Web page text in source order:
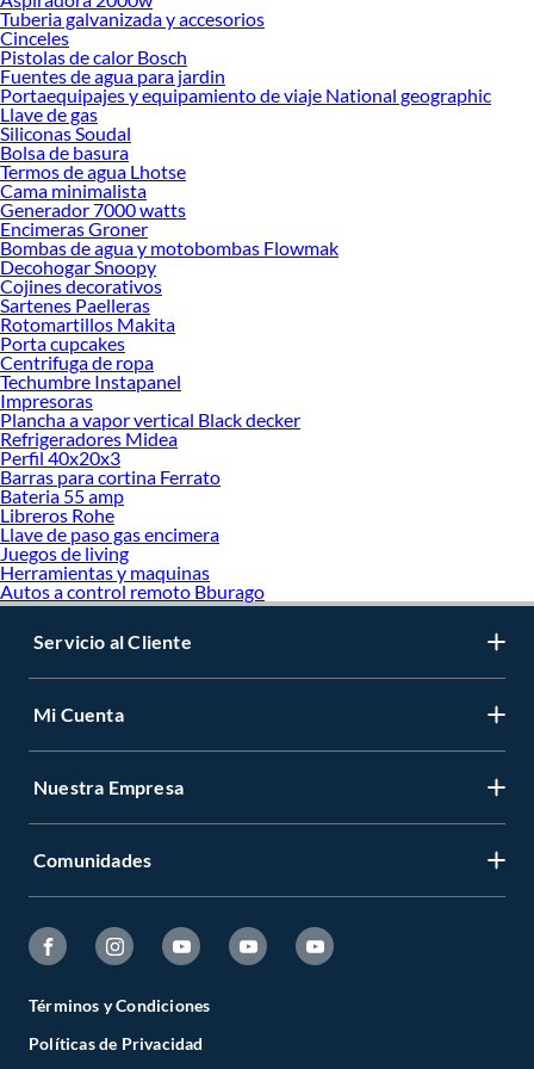
ofrecerte!
Encuentra una amplia variedad de productos de Poufs en Sodimac. Encuentra
todo lo necesario para tus proyectos de renovación y decoración. ¡Visítanos y
haz tus ideas realidad!
Tuberia galvanizada y accesorios
Cinceles
Pistolas de calor Bosch
Fuentes de agua para jardin
Portaequipajes y equipamiento de viaje National geographic
Llave de gas
Siliconas Soudal
Bolsa de basura
Termos de agua Lhotse
Cama minimalista
Generador 7000 watts
Encimeras Groner
Bombas de agua y motobombas Flowmak
Decohogar Snoopy
Cojines decorativos
Sartenes Paelleras
Rotomartillos Makita
Porta cupcakes
Centrifuga de ropa
Techumbre Instapanel
Impresoras
Plancha a vapor vertical Black decker
Refrigeradores Midea
Perfil 40x20x3
Barras para cortina Ferrato
Bateria 55 amp
Libreros Rohe
Llave de paso gas encimera
Juegos de living
Herramientas y maquinas
Autos a control remoto Bburago
Servicio al Cliente
Mi Cuenta
Nuestra Empresa
Comunidades
Términos y Condiciones
Políticas de Privacidad